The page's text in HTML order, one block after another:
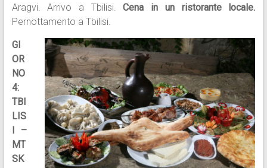
Aragvi. Arrivo a Tbilisi.Cena in un ristorante locale.
Pernottamento a Tbilisi.
GI
OR
NO
4:
TBI
LIS
I –
MT
SK